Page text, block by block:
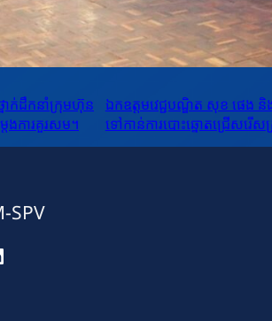
នាក់ដឹកនាំក្រុមហ៊ុន
ងការគួរសម។
ឯកឧត្តមវេជ្ជបណ្ឌិត សុខ ផេង និ
ទៅកាន់ការបោះឆ្នោតជ្រើសរើ
SPV